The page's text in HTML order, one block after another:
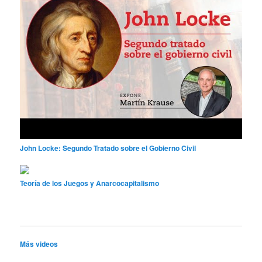
John Locke: Segundo Tratado sobre el Gobierno Civil
Teoría de los Juegos y Anarcocapitalismo
Más videos